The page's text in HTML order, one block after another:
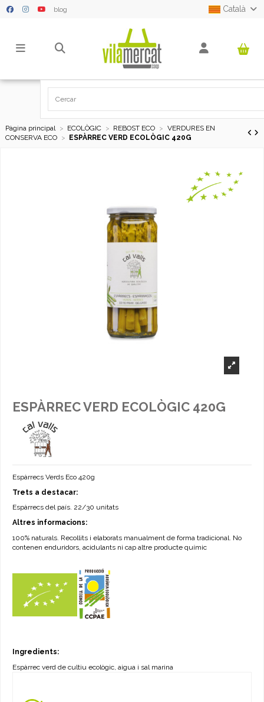
blog Català
Pàgina principal ECOLÒGIC REBOST ECO
VERDURES EN
CONSERVA ECO
ESPÀRREC VERD ECOLÒGIC 420G
ESPÀRREC VERD ECOLÒGIC 420G
Espàrrecs Verds Eco 420g
Trets a destacar:
Espàrrecs del país. 22/30 unitats
Altres informacions:
100% naturals. Recollits i elaborats manualment de forma tradicional. No
contenen enduridors, acidulants ni cap altre producte químic
Ingredients:
Espàrrec verd de cultiu ecològic, aigua i sal marina